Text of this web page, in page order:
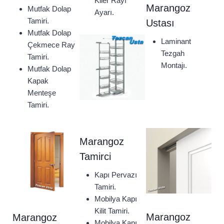
Mutfak Dolap
Tamiri.
Mutfak Dolap
Çekmece Ray
Tamiri.
Mutfak Dolap
Kapak
Menteşe
Tamiri.
Ayarı.
Marangoz
Ustası
Laminant
Tezgah
Montajı.
Marangoz
Marangoz
Tamirci
Kapı Pervazı
Tamiri.
Mobilya Kapı
Kilit Tamiri.
Marangoz